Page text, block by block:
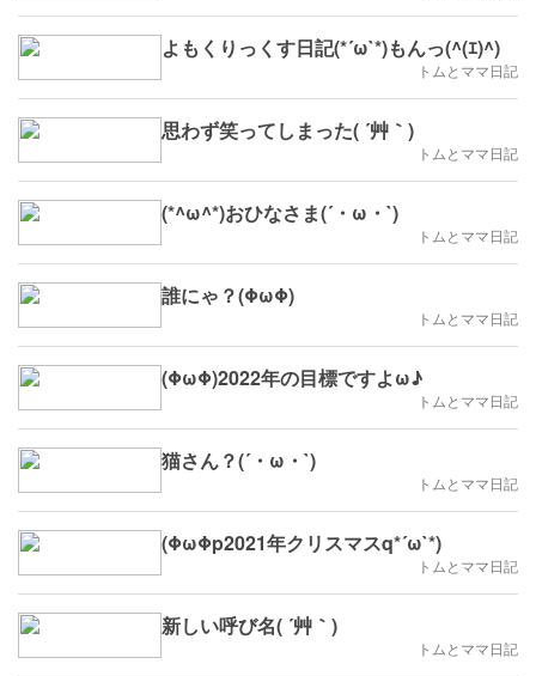
よもくりっくす日記(*´ω`*)もんっ(^(ｴ)^)
トムとママ日記
思わず笑ってしまった( ´艸｀)
トムとママ日記
(*^ω^*)おひなさま(´・ω・`)
トムとママ日記
誰にゃ？(ΦωΦ)
トムとママ日記
(ΦωΦ)2022年の目標ですよω♪
トムとママ日記
猫さん？(´・ω・`)
トムとママ日記
(ΦωΦp2021年クリスマスq*´ω`*)
トムとママ日記
新しい呼び名( ´艸｀)
トムとママ日記